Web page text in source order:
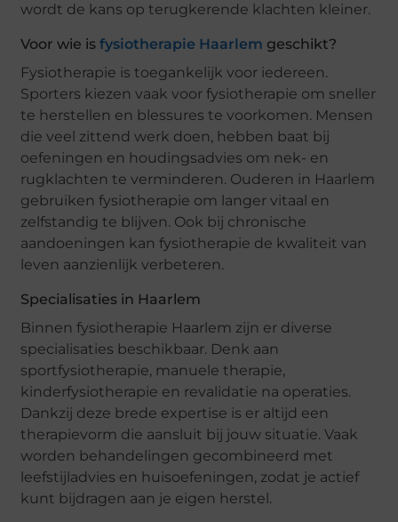
wordt de kans op terugkerende klachten kleiner.
Voor wie isfysiotherapie Haarlem geschikt?
Fysiotherapie is toegankelijk voor iedereen.
Sporters kiezen vaak voor fysiotherapie om sneller
te herstellen en blessures te voorkomen. Mensen
die veel zittend werk doen, hebben baat bij
oefeningen en houdingsadvies om nek- en
rugklachten te verminderen. Ouderen in Haarlem
gebruiken fysiotherapie om langer vitaal en
zelfstandig te blijven. Ook bij chronische
aandoeningen kan fysiotherapie de kwaliteit van
leven aanzienlijk verbeteren.
Specialisaties in Haarlem
Binnen fysiotherapie Haarlem zijn er diverse
specialisaties beschikbaar. Denk aan
sportfysiotherapie, manuele therapie,
kinderfysiotherapie en revalidatie na operaties.
Dankzij deze brede expertise is er altijd een
therapievorm die aansluit bij jouw situatie. Vaak
worden behandelingen gecombineerd met
leefstijladvies en huisoefeningen, zodat je actief
kunt bijdragen aan je eigen herstel.